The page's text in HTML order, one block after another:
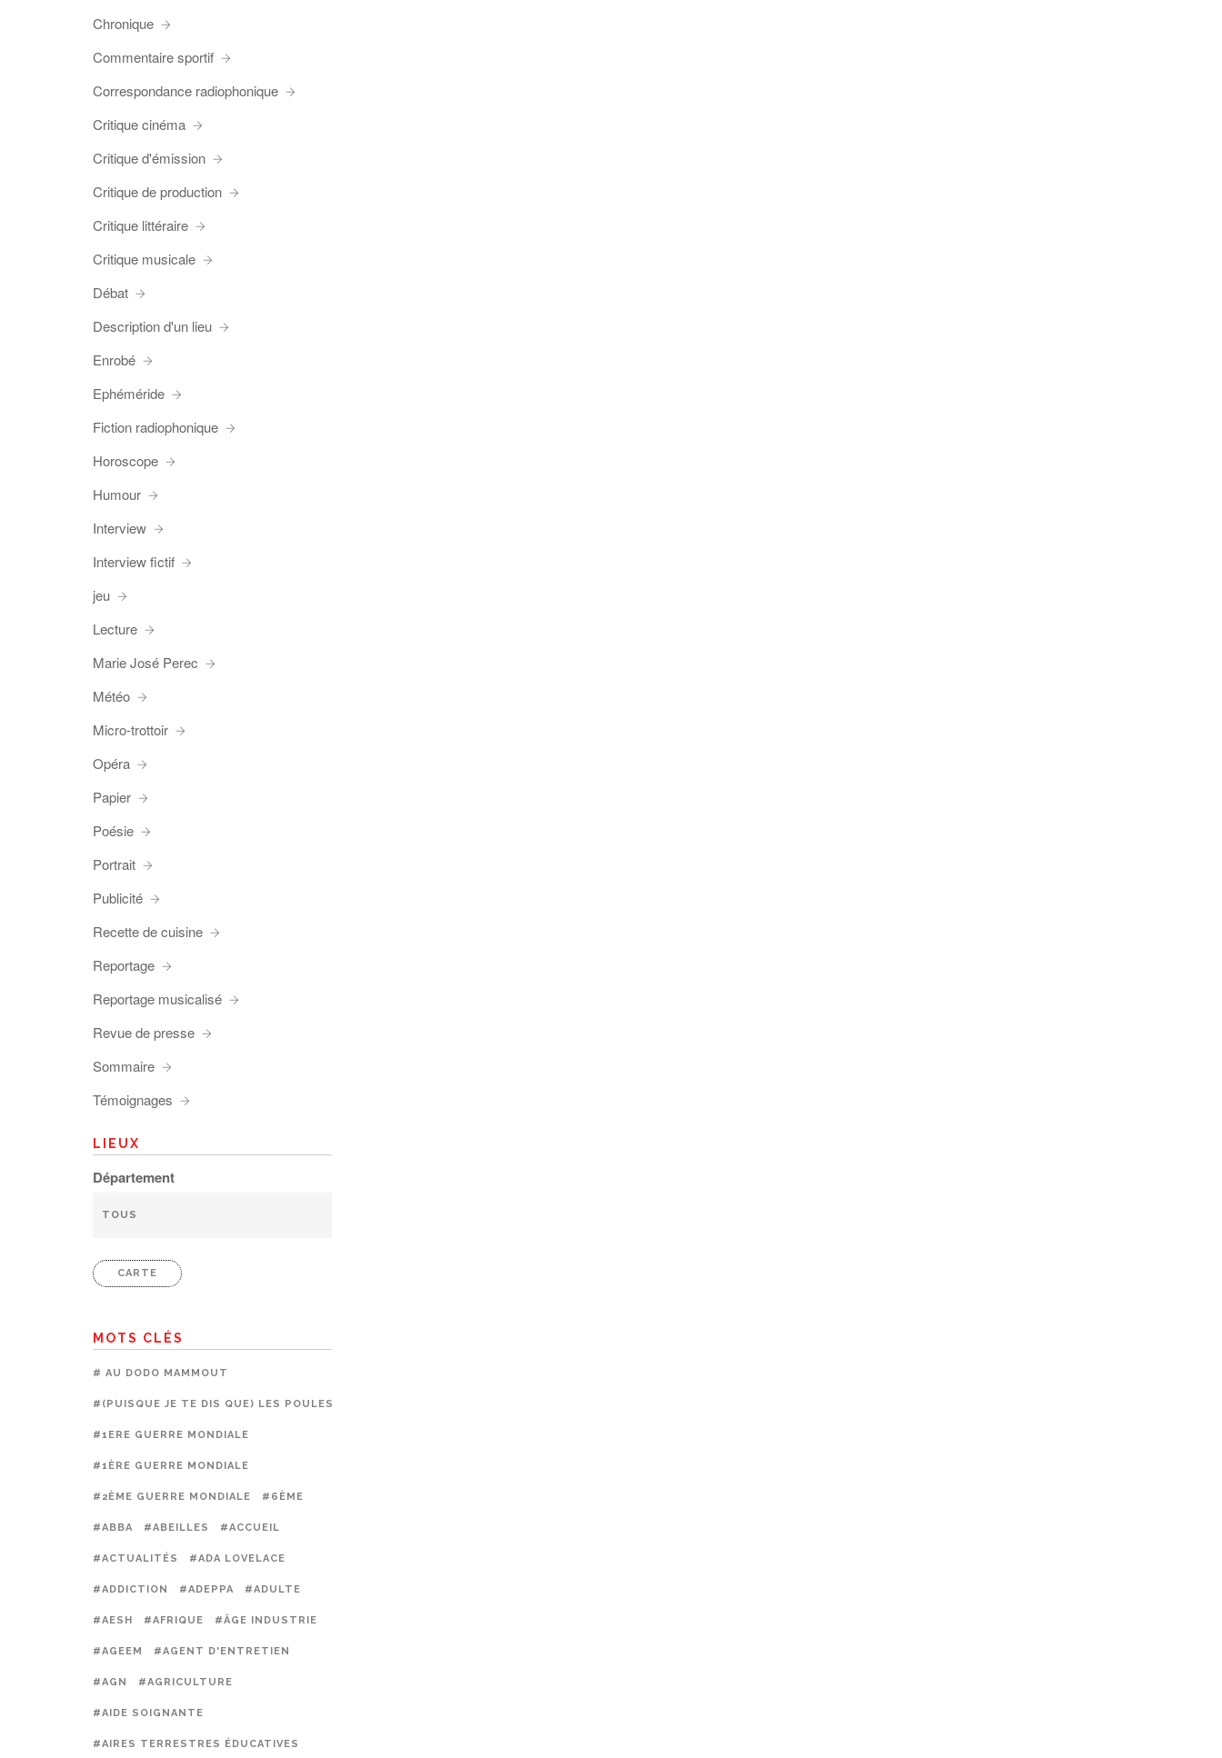
Chronique
Commentaire sportif
Correspondance radiophonique
Critique cinéma
Critique d'émission
Critique de production
Critique littéraire
Critique musicale
Débat
Description d'un lieu
Enrobé
Ephéméride
Fiction radiophonique
Horoscope
Humour
Interview
Interview fictif
jeu
Lecture
Marie José Perec
Météo
Micro-trottoir
Opéra
Papier
Poésie
Portrait
Publicité
Recette de cuisine
Reportage
Reportage musicalisé
Revue de presse
Sommaire
Témoignages
LIEUX
Département
CARTE
MOTS CLÉS
# AU DODO MAMMOUT
#(PUISQUE JE TE DIS QUE) LES POULES PRÉFÈRENT LES CAGES
#1ERE GUERRE MONDIALE
#1ÈRE GUERRE MONDIALE
#2ÈME GUERRE MONDIALE #6ÈME
#ABBA #ABEILLES #ACCUEIL
#ACTUALITÉS #ADA LOVELACE
#ADDICTION #ADEPPA #ADULTE
#AESH #AFRIQUE #ÂGE INDUSTRIE
#AGEEM #AGENT D'ENTRETIEN
#AGN #AGRICULTURE
#AIDE SOIGNANTE
#AIRES TERRESTRES ÉDUCATIVES